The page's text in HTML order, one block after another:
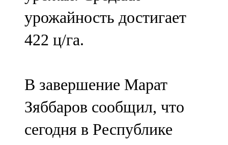
урожайность достигает
422 ц/га.
В завершение Марат
Зяббаров сообщил, что
сегодня в Республике